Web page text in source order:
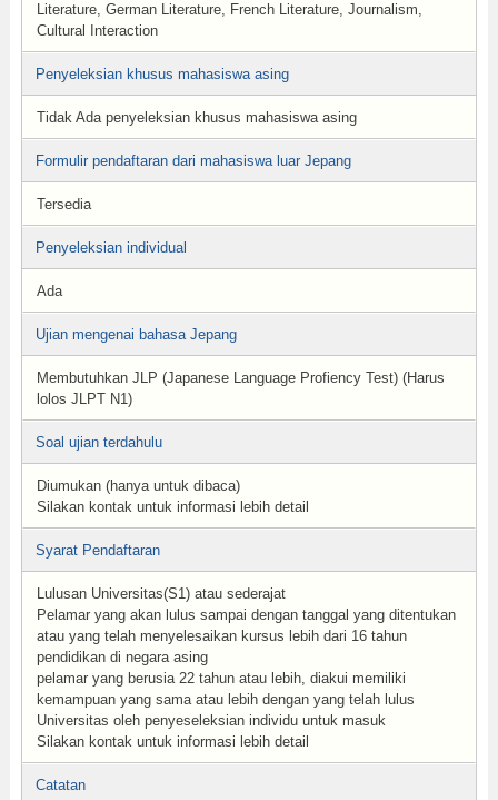
Literature, German Literature, French Literature, Journalism,
Cultural Interaction
Penyeleksian khusus mahasiswa asing
Tidak Ada penyeleksian khusus mahasiswa asing
Formulir pendaftaran dari mahasiswa luar Jepang
Tersedia
Penyeleksian individual
Ada
Ujian mengenai bahasa Jepang
Membutuhkan JLP (Japanese Language Profiency Test) (Harus
lolos JLPT N1)
Soal ujian terdahulu
Diumukan (hanya untuk dibaca)
Silakan kontak untuk informasi lebih detail
Syarat Pendaftaran
Lulusan Universitas(S1) atau sederajat
Pelamar yang akan lulus sampai dengan tanggal yang ditentukan
atau yang telah menyelesaikan kursus lebih dari 16 tahun
pendidikan di negara asing
pelamar yang berusia 22 tahun atau lebih, diakui memiliki
kemampuan yang sama atau lebih dengan yang telah lulus
Universitas oleh penyeseleksian individu untuk masuk
Silakan kontak untuk informasi lebih detail
Catatan